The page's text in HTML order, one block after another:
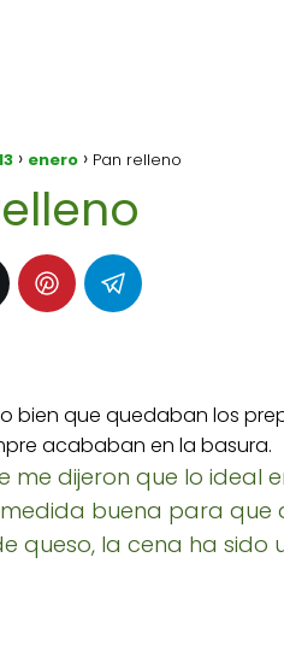
enero Pan relleno
bien que quedaban los
acababan en la basura.
me dijeron que lo ideal
buena para que
queso, la cena ha sido